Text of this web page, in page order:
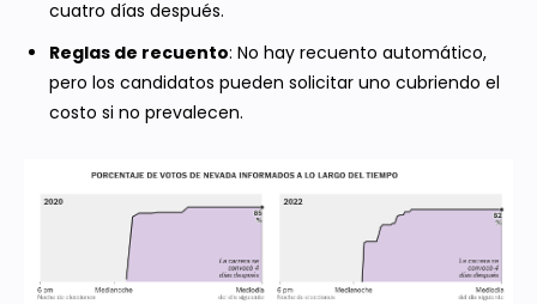
cuatro días después.
Reglas de recuento: No hay recuento automático,
pero los candidatos pueden solicitar uno cubriendo el
costo si no prevalecen.